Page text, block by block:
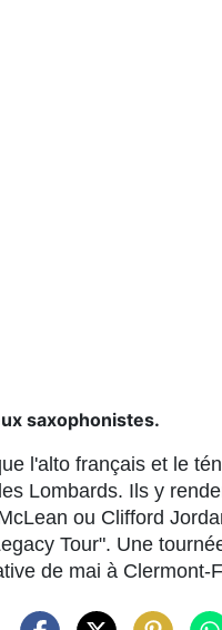
saxophonistes.
l'alto français et le
Lombards. Ils y
ou Clifford
Tour". Une
de mai à Clermont-